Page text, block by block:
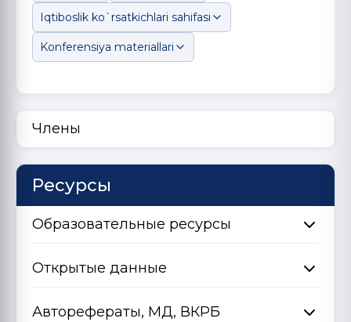
Iqtiboslik ko`rsatkichlari sahifasi
Konferensiya materiallari
Члены
Ресурсы
Образовательные ресурсы
Открытые данные
Авторефераты, МД, ВКРБ